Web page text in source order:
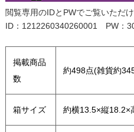
閲覧専用のIDとPWでご覧いただけ
ID：1212260340260001 PW：
掲載商品
数
約498点(雑貨約
箱サイズ 約横13.5×縦18.2×